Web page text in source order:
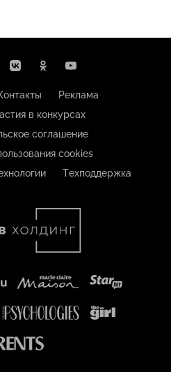
Реклама
в конкурсах
соглашение
cookies
Техподдержка